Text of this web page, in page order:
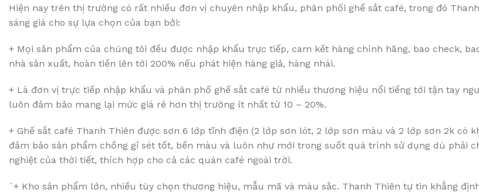
Hiện nay trên thị trường có rất nhiều đơn vị chuyên nhập khẩu, phân phối ghế sắt café, trong đó
sáng giá cho sự lựa chọn của bạn bởi:
+ Mọi sản phẩm của chúng tôi đều được nhập khẩu trực tiếp, cam kết hàng chính hãng, bao check,
nhà sản xuất, hoàn tiền lên tới 200% nếu phát hiện hàng giả, hàng nhái.
+ Là đơn vị trực tiếp nhập khẩu và phân phố ghế sắt café từ nhiều thương hiệu nổi tiếng tới tận tay
luôn đảm bảo mang lại mức giá rẻ hơn thị trường ít nhất từ 10 – 20%.
+ Ghế sắt café Thanh Thiên được sơn 6 lớp tĩnh điện (2 lớp sơn lót, 2 lớp sơn màu và 2 lớp sơn 2k có
đảm bảo sản phẩm chống gỉ sét tốt, bền màu và luôn như mới trong suốt quá trình sử dụng dù phải
nghiệt của thời tiết, thích hợp cho cả các quán café ngoài trời.
`+ Kho sản phẩm lớn, nhiều tùy chọn thương hiệu, mẫu mã và màu sắc. Thanh Thiên tự tin khẳng